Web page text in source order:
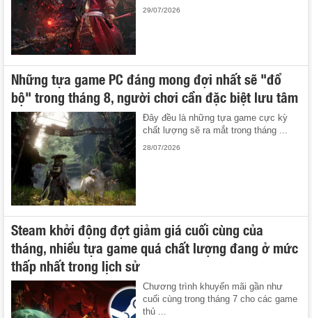
29/07/2026
Những tựa game PC đáng mong đợi nhất sẽ "đổ
bộ" trong tháng 8, người chơi cần đặc biệt lưu tâm
Đây đều là những tựa game cực kỳ
chất lượng sẽ ra mắt trong tháng ...
28/07/2026
Steam khởi động đợt giảm giá cuối cùng của
tháng, nhiều tựa game quá chất lượng đang ở mức
thấp nhất trong lịch sử
Chương trình khuyến mãi gần như
cuối cùng trong tháng 7 cho các game
thủ ...